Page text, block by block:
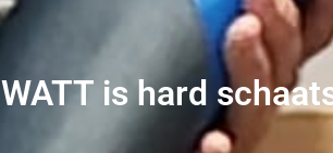
WATT is hard